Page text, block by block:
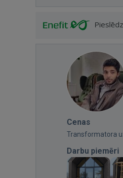
Cenas
Transformatora
Darbu piemēri